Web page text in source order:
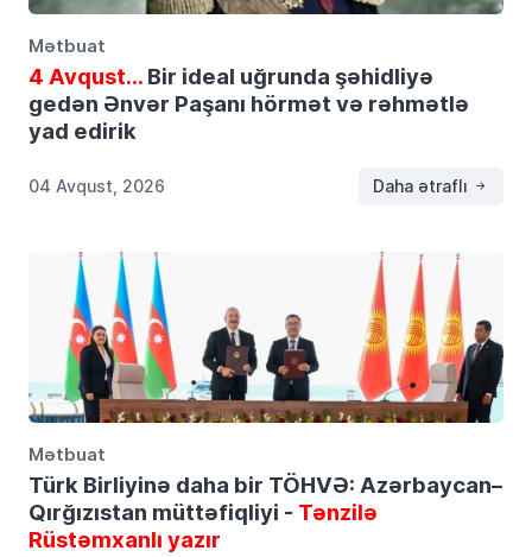
Mətbuat
4 Avqust…Bir ideal uğrunda şəhidliyə
gedən Ənvər Paşanı hörmət və rəhmətlə
yad edirik
04 Avqust, 2026 Daha ətraflı
Mətbuat
Türk Birliyinə daha bir TÖHVƏ: Azərbaycan–
Qırğızıstan müttəfiqliyi - Tənzilə
Rüstəmxanlı yazır